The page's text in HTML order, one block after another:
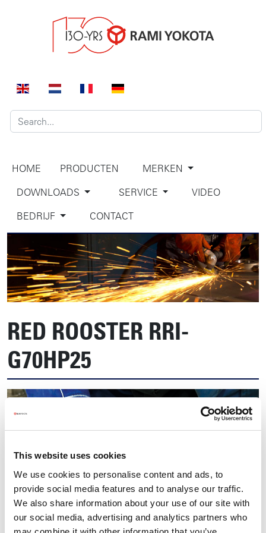
This website uses cookies
We use cookies to personalise content and ads, to
provide social media features and to analyse our traffic.
We also share information about your use of our site with
our social media, advertising and analytics partners who
HOME PRODUCTEN
MERKEN
DOWNLOADS
SERVICE
VIDEO
BEDRIJF
CONTACT
RED ROOSTER RRI-
G70HP25